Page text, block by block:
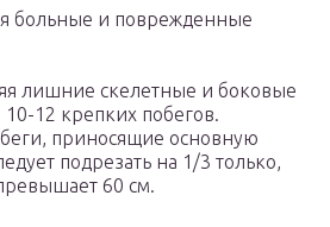
больные и поврежденные
лишние скелетные и боковые
10-12 крепких побегов.
приносящие основную
подрезать на 1/3 только,
60 см.